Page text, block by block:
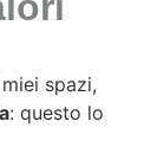
spazi,
: questo lo